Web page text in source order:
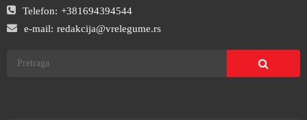
Telefon: +381694394544
e-mail: redakcija@vrelegume.rs